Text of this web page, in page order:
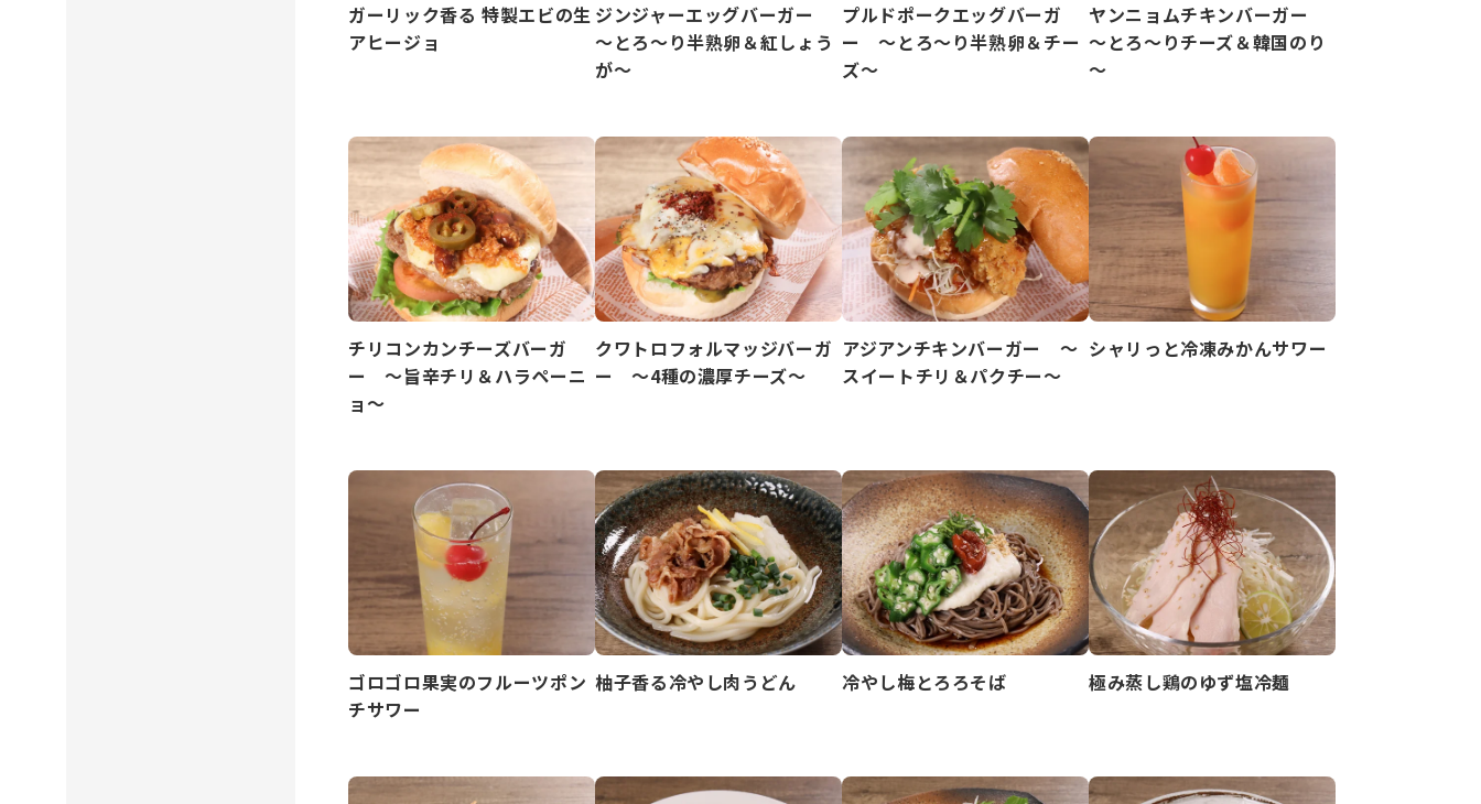
ガーリック香る 特製エビの生
アヒージョ
ジンジャーエッグバーガー
～とろ～り半熟卵＆紅しょう
が～
プルドポークエッグバーガ
ー ～とろ～り半熟卵＆チー
ズ～
ヤンニョムチキンバーガー
～とろ～りチーズ＆韓国のり
～
チリコンカンチーズバーガ
ー ～旨辛チリ＆ハラペーニ
ョ～
クワトロフォルマッジバーガ
ー ～4種の濃厚チーズ～
アジアンチキンバーガー ～
スイートチリ＆パクチー～
シャリっと冷凍みかんサワー
ゴロゴロ果実のフルーツポン
チサワー
柚子香る冷やし肉うどん 冷やし梅とろろそば 極み蒸し鶏のゆず塩冷麺